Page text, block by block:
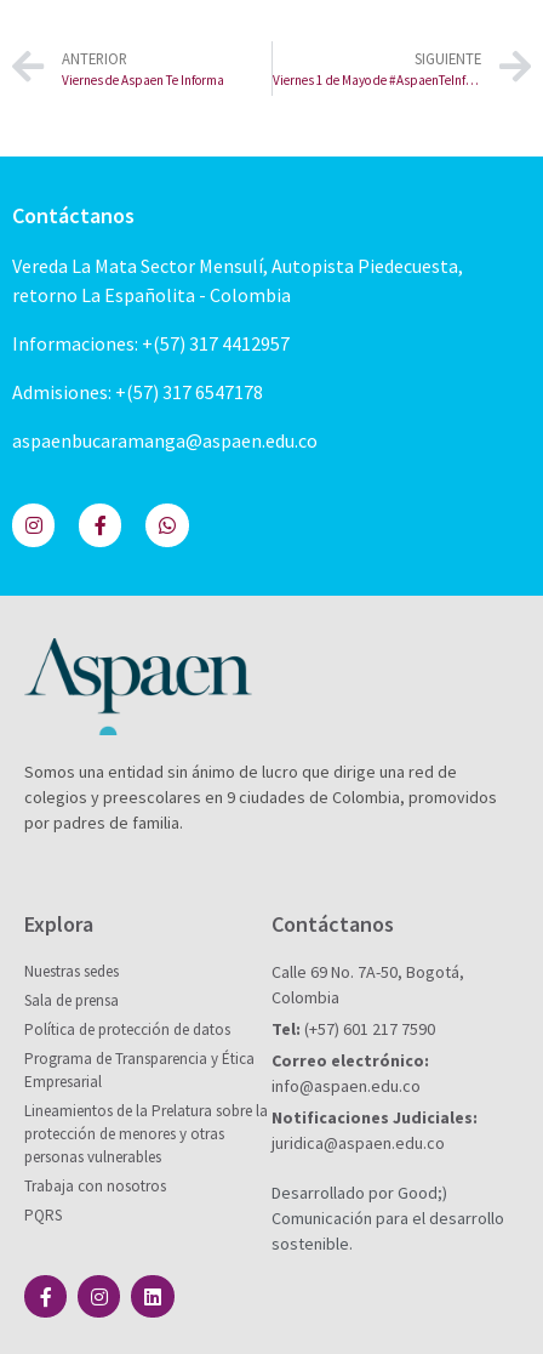
ANTERIOR
Viernes de Aspaen Te Informa
SIGUIENTE
Viernes 1 de Mayo de #AspaenTeInforma
Contáctanos
Vereda La Mata Sector Mensulí, Autopista Piedecuesta,
retorno La Españolita - Colombia
Informaciones: +(57) 317 4412957
Admisiones: +(57) 317 6547178
aspaenbucaramanga@aspaen.edu.co
Somos una entidad sin ánimo de lucro que dirige una red de
colegios y preescolares en 9 ciudades de Colombia, promovidos
por padres de familia.
Explora
Nuestras sedes
Sala de prensa
Política de protección de datos
Programa de Transparencia y Ética
Empresarial
Lineamientos de la Prelatura sobre la
protección de menores y otras
personas vulnerables
Trabaja con nosotros
PQRS
Contáctanos
Calle 69 No. 7A-50, Bogotá,
Colombia
Tel: (+57) 601 217 7590
Correo electrónico:
info@aspaen.edu.co
Notificaciones Judiciales:
juridica@aspaen.edu.co
Desarrollado por Good;)
Comunicación para el desarrollo
sostenible.